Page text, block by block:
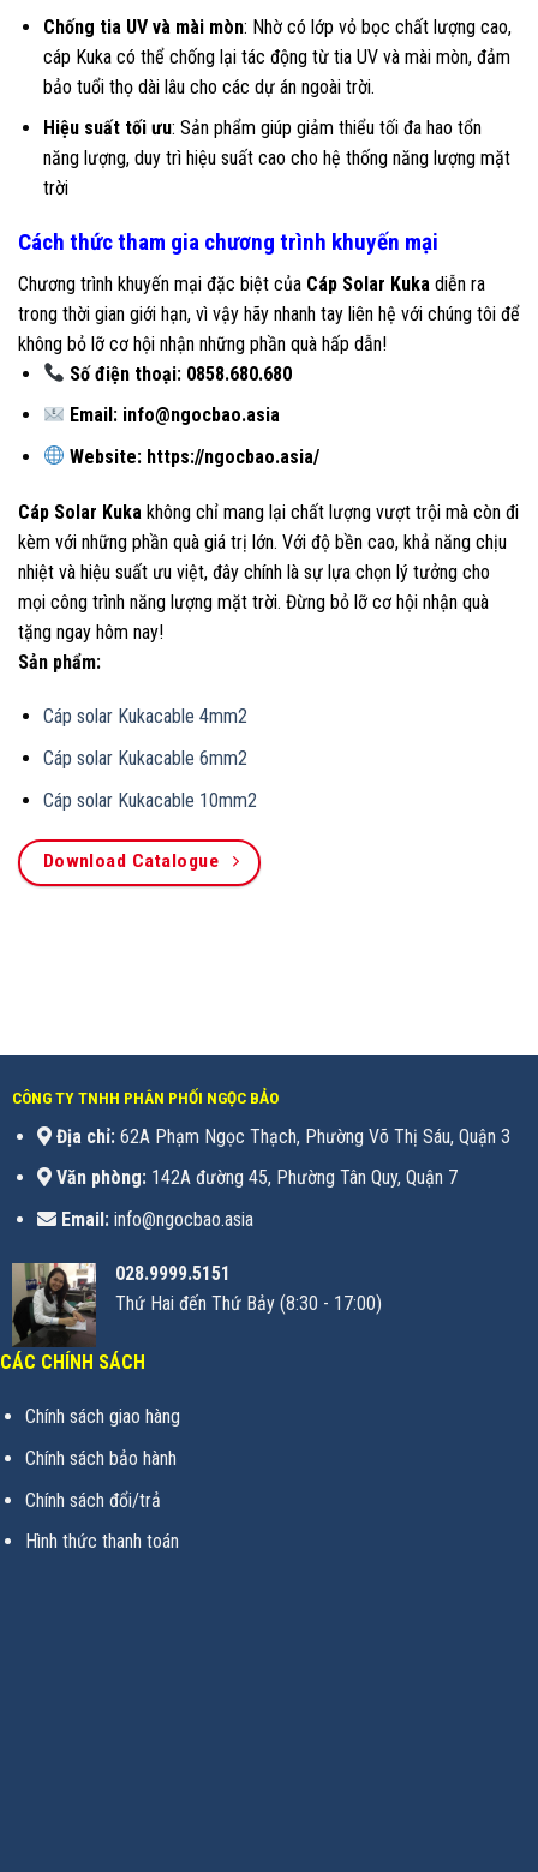
Chống tia UV và mài mòn: Nhờ có lớp vỏ bọc chất lượng cao,
cáp Kuka có thể chống lại tác động từ tia UV và mài mòn, đảm
bảo tuổi thọ dài lâu cho các dự án ngoài trời.
Hiệu suất tối ưu: Sản phẩm giúp giảm thiểu tối đa hao tổn
năng lượng, duy trì hiệu suất cao cho hệ thống năng lượng mặt
trời
Cách thức tham gia chương trình khuyến mại
Chương trình khuyến mại đặc biệt của Cáp Solar Kuka diễn ra
trong thời gian giới hạn, vì vậy hãy nhanh tay liên hệ với chúng tôi để
không bỏ lỡ cơ hội nhận những phần quà hấp dẫn!
Số điện thoại: 0858.680.680
Email: info@ngocbao.asia
Website: https://ngocbao.asia/
Cáp Solar Kuka không chỉ mang lại chất lượng vượt trội mà còn đi
kèm với những phần quà giá trị lớn. Với độ bền cao, khả năng chịu
nhiệt và hiệu suất ưu việt, đây chính là sự lựa chọn lý tưởng cho
mọi công trình năng lượng mặt trời. Đừng bỏ lỡ cơ hội nhận quà
tặng ngay hôm nay!
Sản phẩm:
Cáp solar Kukacable 4mm2
Cáp solar Kukacable 6mm2
Cáp solar Kukacable 10mm2
Download Catalogue
CÔNG TY TNHH PHÂN PHỐI NGỌC BẢO
Địa chỉ:62A Phạm Ngọc Thạch, Phường Võ Thị Sáu, Quận 3
Văn phòng:142A đường 45, Phường Tân Quy, Quận 7
Email:info@ngocbao.asia
028.9999.5151
Thứ Hai đến Thứ Bảy (8:30 - 17:00)
CÁC CHÍNH SÁCH
Chính sách giao hàng
Chính sách bảo hành
Chính sách đổi/trả
Hình thức thanh toán